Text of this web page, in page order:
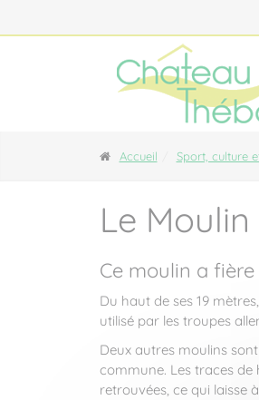
Accueil Sport, culture
Le
Ce moulin a
Du haut de ses 19
utilisé par les troupes
Deux autres moulins
commune. Les traces de
retrouvées, ce qui laisse